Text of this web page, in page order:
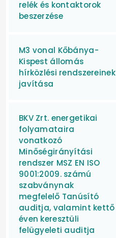
relék és kontaktorok
beszerzése
M3 vonal Kőbánya-
Kispest állomás
hírközlési rendszereinek
javítása
BKV Zrt. energetikai
folyamataira
vonatkozó
Minőségirányítási
rendszer MSZ EN ISO
9001:2009. számú
szabványnak
megfelelő Tanúsító
auditja, valamint kettő
éven keresztüli
felügyeleti auditja